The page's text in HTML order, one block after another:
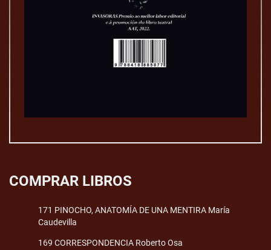
COMPRAR LIBROS
171 PINOCHO, ANATOMÍA DE UNA MENTIRA María
Caudevilla
169 CORRESPONDENCIA Roberto Osa